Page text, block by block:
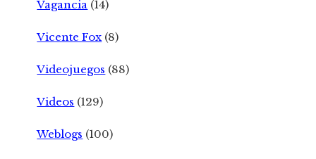
Vagancia (14)
Vicente Fox (8)
Videojuegos (88)
Videos (129)
Weblogs (100)